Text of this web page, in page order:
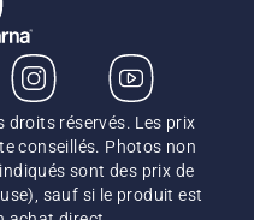
réservés. Les prix
conseillés. Photos non
sont des prix de
sauf si le produit est